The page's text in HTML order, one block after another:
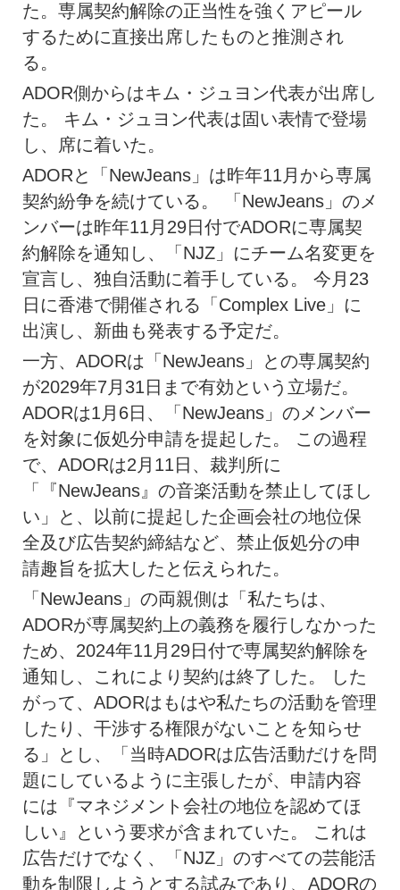
た。専属契約解除の正当性を強くアピール
するために直接出席したものと推測され
る。
ADOR側からはキム・ジュヨン代表が出席し
た。 キム・ジュヨン代表は固い表情で登場
し、席に着いた。
ADORと「NewJeans」は昨年11月から専属
契約紛争を続けている。 「NewJeans」のメ
ンバーは昨年11月29日付でADORに専属契
約解除を通知し、「NJZ」にチーム名変更を
宣言し、独自活動に着手している。 今月23
日に香港で開催される「Complex Live」に
出演し、新曲も発表する予定だ。
一方、ADORは「NewJeans」との専属契約
が2029年7月31日まで有効という立場だ。
ADORは1月6日、「NewJeans」のメンバー
を対象に仮処分申請を提起した。 この過程
で、ADORは2月11日、裁判所に
「『NewJeans』の音楽活動を禁止してほし
い」と、以前に提起した企画会社の地位保
全及び広告契約締結など、禁止仮処分の申
請趣旨を拡大したと伝えられた。
「NewJeans」の両親側は「私たちは、
ADORが専属契約上の義務を履行しなかった
ため、2024年11月29日付で専属契約解除を
通知し、これにより契約は終了した。 した
がって、ADORはもはや私たちの活動を管理
したり、干渉する権限がないことを知らせ
る」とし、「当時ADORは広告活動だけを問
題にしているように主張したが、申請内容
には『マネジメント会社の地位を認めてほ
しい』という要求が含まれていた。 これは
広告だけでなく、「NJZ」のすべての芸能活
動を制限しようとする試みであり、ADORの